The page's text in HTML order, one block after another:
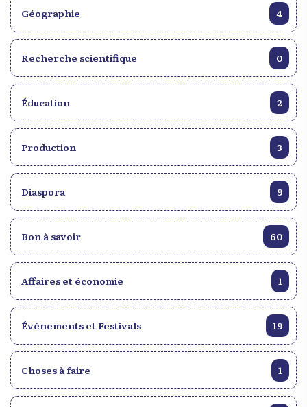
Géographie 4
Recherche scientifique 0
Éducation 2
Production 3
Diaspora 9
Bon à savoir 60
Affaires et économie 1
Événements et Festivals 19
Choses à faire 1